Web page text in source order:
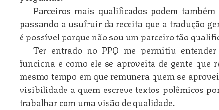
Parceiros mais qualificados podem
passando a usufruir da receita que a tradução
é possível porque não sou um parceiro tão
Ter entrado no PPQ me permitiu
funciona e como ele se aproveita de gente que
mesmo tempo em que remunera quem se
visibilidade a quem escreve textos polêmicos
trabalhar com uma visão de qualidade.